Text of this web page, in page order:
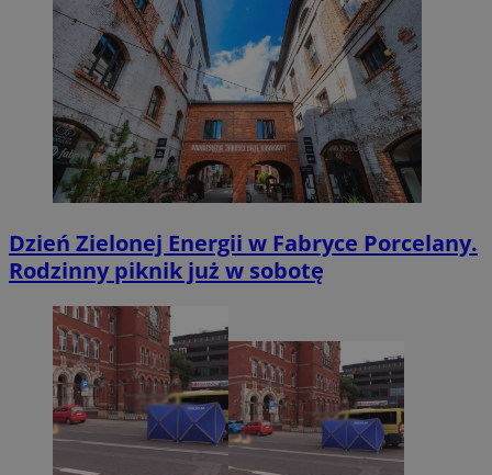
Dzień Zielonej Energii w Fabryce Porcelany.
Rodzinny piknik już w sobotę